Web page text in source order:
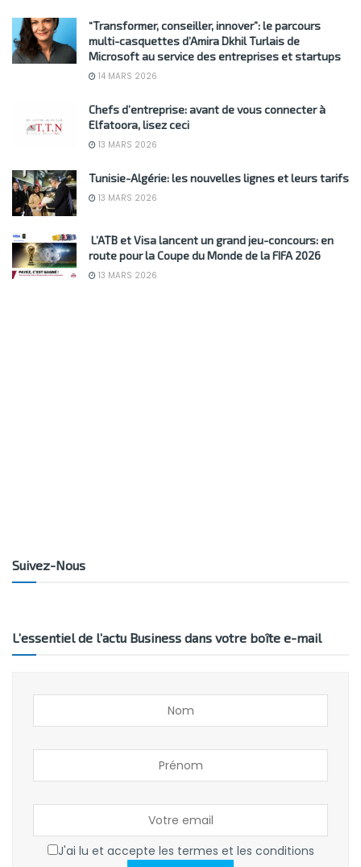
“Transformer, conseiller, innover”: le parcours
multi-casquettes d’Amira Dkhil Turlais de
Microsoft au service des entreprises et startups
14 MARS 2026
Chefs d’entreprise: avant de vous connecter à
Elfatoora, lisez ceci
13 MARS 2026
Tunisie-Algérie: les nouvelles lignes et leurs tarifs
13 MARS 2026
L’ATB et Visa lancent un grand jeu-concours: en
route pour la Coupe du Monde de la FIFA 2026
13 MARS 2026
Suivez-Nous
L’essentiel de l’actu Business dans votre boîte e-mail
J'ai lu et accepte les termes et les conditions